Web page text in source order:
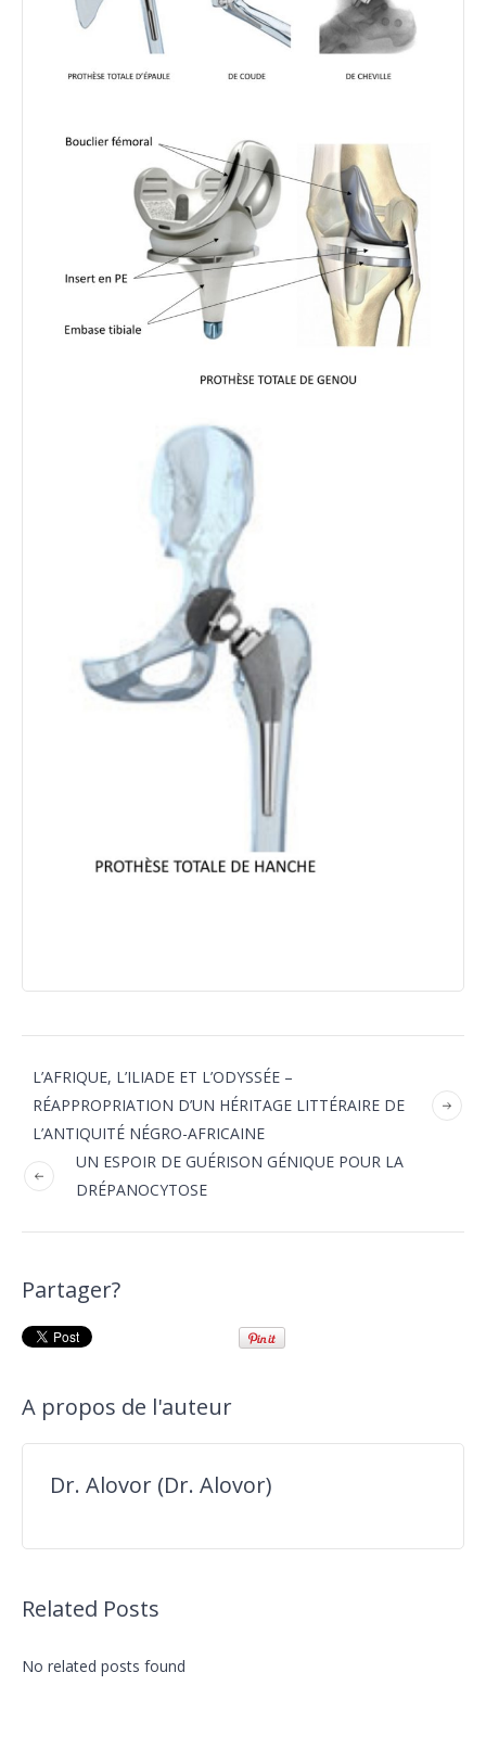
L’AFRIQUE, L’ILIADE ET L’ODYSSÉE –
RÉAPPROPRIATION D’UN HÉRITAGE LITTÉRAIRE DE
L’ANTIQUITÉ NÉGRO-AFRICAINE
UN ESPOIR DE GUÉRISON GÉNIQUE POUR LA
DRÉPANOCYTOSE
Partager?
A propos de l'auteur
Dr. Alovor (Dr. Alovor)
Related Posts
No related posts found